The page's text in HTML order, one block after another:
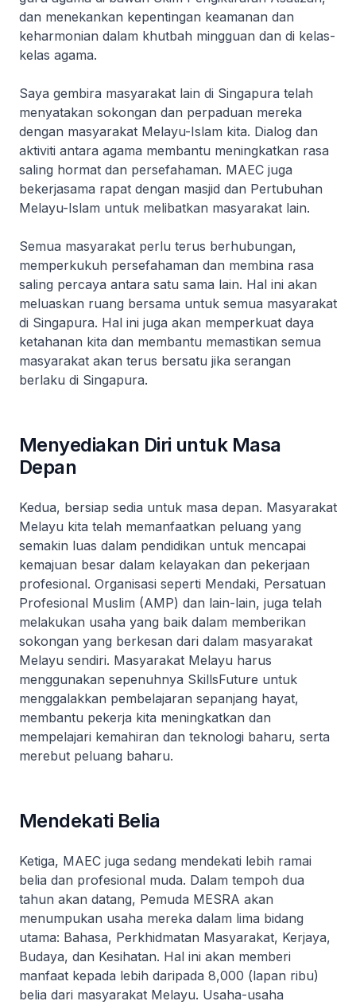
dan menekankan kepentingan keamanan dan
keharmonian dalam khutbah mingguan dan di kelas-
kelas agama.
Saya gembira masyarakat lain di Singapura telah
menyatakan sokongan dan perpaduan mereka
dengan masyarakat Melayu-Islam kita. Dialog dan
aktiviti antara agama membantu meningkatkan rasa
saling hormat dan persefahaman. MAEC juga
bekerjasama rapat dengan masjid dan Pertubuhan
Melayu-Islam untuk melibatkan masyarakat lain.
Semua masyarakat perlu terus berhubungan,
memperkukuh persefahaman dan membina rasa
saling percaya antara satu sama lain. Hal ini akan
meluaskan ruang bersama untuk semua masyarakat
di Singapura. Hal ini juga akan memperkuat daya
ketahanan kita dan membantu memastikan semua
masyarakat akan terus bersatu jika serangan
berlaku di Singapura.
Menyediakan Diri untuk Masa
Depan
Kedua, bersiap sedia untuk masa depan. Masyarakat
Melayu kita telah memanfaatkan peluang yang
semakin luas dalam pendidikan untuk mencapai
kemajuan besar dalam kelayakan dan pekerjaan
profesional. Organisasi seperti Mendaki, Persatuan
Profesional Muslim (AMP) dan lain-lain, juga telah
melakukan usaha yang baik dalam memberikan
sokongan yang berkesan dari dalam masyarakat
Melayu sendiri. Masyarakat Melayu harus
menggunakan sepenuhnya SkillsFuture untuk
menggalakkan pembelajaran sepanjang hayat,
membantu pekerja kita meningkatkan dan
mempelajari kemahiran dan teknologi baharu, serta
merebut peluang baharu.
Mendekati Belia
Ketiga, MAEC juga sedang mendekati lebih ramai
belia dan profesional muda. Dalam tempoh dua
tahun akan datang, Pemuda MESRA akan
menumpukan usaha mereka dalam lima bidang
utama: Bahasa, Perkhidmatan Masyarakat, Kerjaya,
Budaya, dan Kesihatan. Hal ini akan memberi
manfaat kepada lebih daripada 8,000 (lapan ribu)
belia dari masyarakat Melayu. Usaha-usaha